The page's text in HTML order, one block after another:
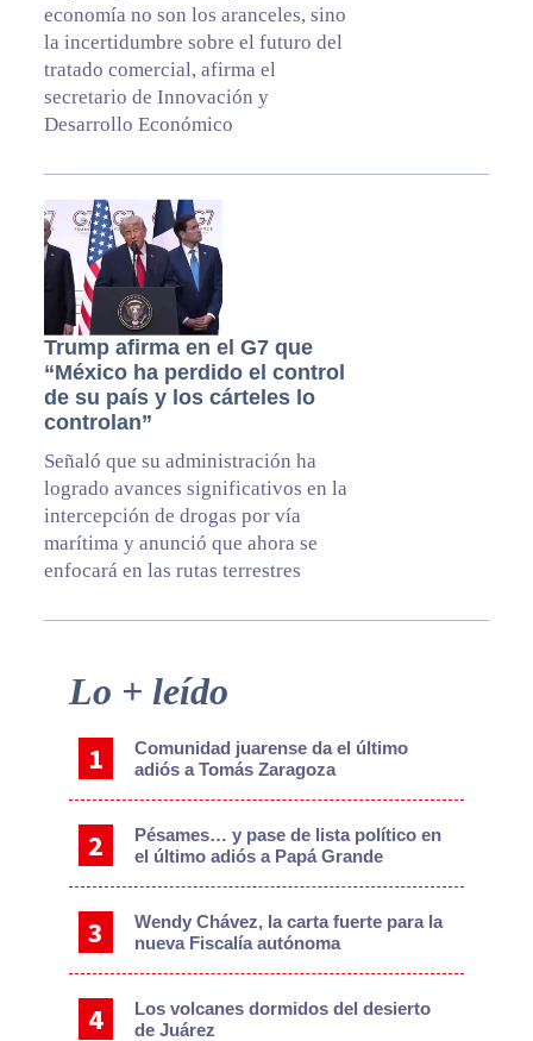
economía no son los aranceles, sino
la incertidumbre sobre el futuro del
tratado comercial, afirma el
secretario de Innovación y
Desarrollo Económico
Trump afirma en el G7 que
“México ha perdido el control
de su país y los cárteles lo
controlan”
Señaló que su administración ha
logrado avances significativos en la
intercepción de drogas por vía
marítima y anunció que ahora se
enfocará en las rutas terrestres
Primary
Sidebar
Lo + leído
Comunidad juarense da el último
adiós a Tomás Zaragoza
Pésames… y pase de lista político en
el último adiós a Papá Grande
Wendy Chávez, la carta fuerte para la
nueva Fiscalía autónoma
Los volcanes dormidos del desierto
de Juárez